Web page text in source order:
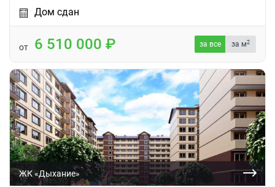
Дом сдан
от 6 510 000 за все за м2
ЖК «Дыхание»